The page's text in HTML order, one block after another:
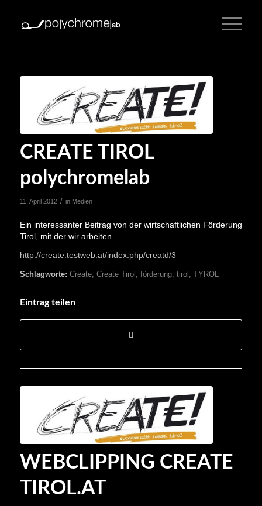
CREATE TIROL
polychromelab
11. April 2012 / in Medien
Ein interessanter Beitrag von der wirtschaftlichen Förderung
Tirol, mit der wir arbeiten.
http://create.testweb.at/index.php/creatd/3
Schlagworte: Create, Create Tirol förderung, tirol TYROL
Eintrag teilen
WEBCLIPPING CREATE
TIROL.AT